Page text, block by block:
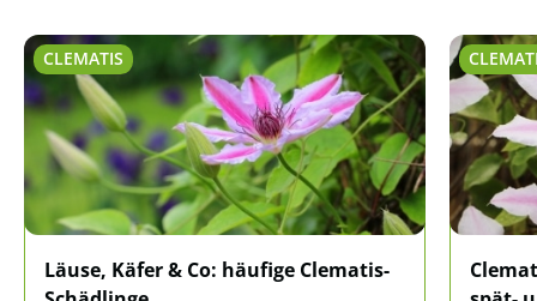
CLEMATIS
Läuse, Käfer & Co: häufige Clematis-